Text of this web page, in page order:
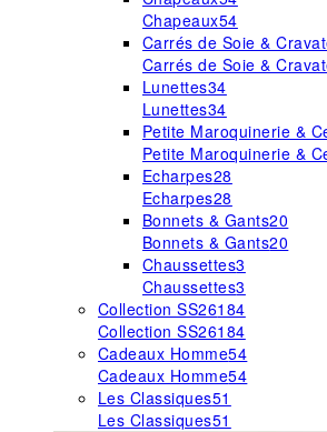
Chapeaux54
Carrés de Soie &
Carrés de Soie &
Lunettes34
Lunettes34
Petite Maroquinerie &
Petite Maroquinerie &
Echarpes28
Echarpes28
Bonnets & Gants20
Bonnets & Gants20
Chaussettes3
Chaussettes3
Collection SS26184
Collection SS26184
Cadeaux Homme54
Cadeaux Homme54
Les Classiques51
Les Classiques51